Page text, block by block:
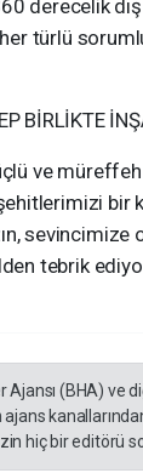
derecelik
türlü
BİRLİKTE
ve
tebrik
(BHA) ve
hiç bir editörü